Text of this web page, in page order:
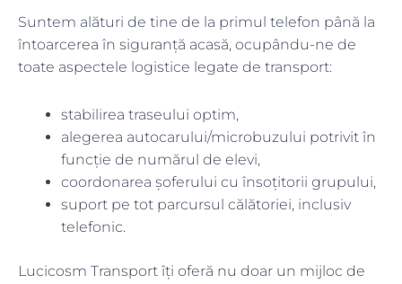
Suntem alături de tine de la primul telefon până la
întoarcerea în siguranță acasă, ocupându-ne de
toate aspectele logistice legate de transport:
stabilirea traseului optim,
alegerea autocarului/microbuzului potrivit în
funcție de numărul de elevi,
coordonarea șoferului cu însoțitorii grupului,
suport pe tot parcursul călătoriei, inclusiv
telefonic.
Lucicosm Transport îți oferă nu doar un mijloc de